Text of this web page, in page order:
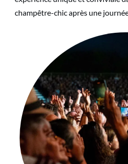
champêtre-chic après une